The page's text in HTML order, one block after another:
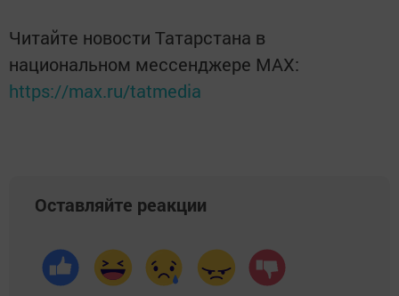
Читайте новости Татарстана в
национальном мессенджере MАХ:
https://max.ru/tatmedia
Оставляйте реакции